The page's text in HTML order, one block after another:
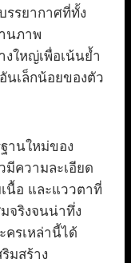
รรยากาศที่ทั้ง
นภาพ
งใหญ่เพื่อเน้นย้ำ
นเล็กน้อยของตัว
านใหม่ของ
มีความละเอียด
นื้อ และแววตาที่
จริงจนน่าทึ่ง
ครเหล่านี้ได้
มสร้าง